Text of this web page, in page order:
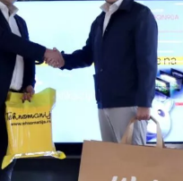
BIZKOLEGIJUM
BMW BIZNIS LIGA
BIZLIFE WEEK
IZJAVA GODINE
BIZLIFE WEEK
IZJAVA GODINE